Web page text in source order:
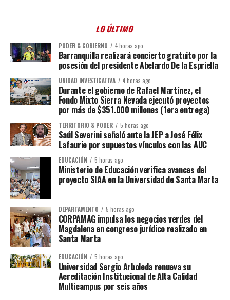
LO ÚLTIMO
PODER & GOBIERNO 4 horas ago
Barranquilla realizará concierto gratuito por la
posesión del presidente Abelardo De la Espriella
UNIDAD INVESTIGATIVA 4 horas ago
Durante el gobierno de Rafael Martínez, el
Fondo Mixto Sierra Nevada ejecutó proyectos
por más de $351.000 millones (1era entrega)
TERRITORIO & PODER 5 horas ago
Saúl Severini señaló ante la JEP a José Félix
Lafaurie por supuestos vínculos con las AUC
EDUCACIÓN 5 horas ago
Ministerio de Educación verifica avances del
proyecto SIAA en la Universidad de Santa Marta
DEPARTAMENTO 5 horas ago
CORPAMAG impulsa los negocios verdes del
Magdalena en congreso jurídico realizado en
Santa Marta
EDUCACIÓN 5 horas ago
Universidad Sergio Arboleda renueva su
Acreditación Institucional de Alta Calidad
Multicampus por seis años